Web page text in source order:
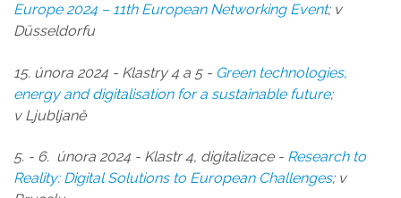
Europe 2024 – 11th European Networking Event; v
Düsseldorfu
15. února 2024 - Klastry 4 a 5 - Green technologies,
energy and digitalisation for a sustainable future;
v Ljubljaně
5. - 6. února 2024 - Klastr 4, digitalizace - Research to
Reality: Digital Solutions to European Challenges; v